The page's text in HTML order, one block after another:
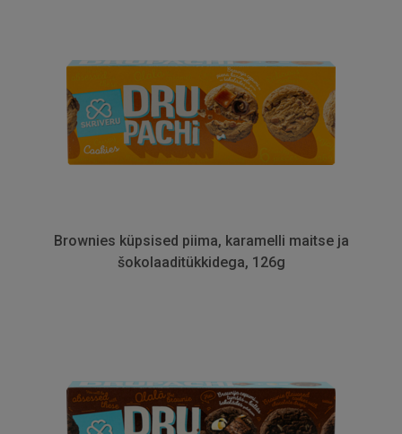
Brownies küpsised piima, karamelli maitse ja
šokolaaditükkidega, 126g